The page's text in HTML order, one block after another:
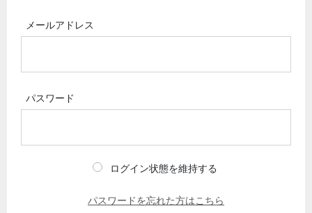
メールアドレス
パスワード
ログイン状態を維持する
パスワードを忘れた方はこちら